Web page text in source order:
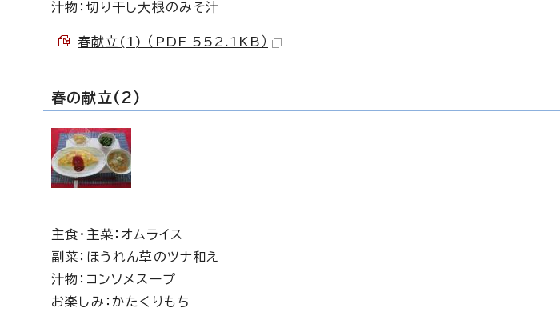
汁物：切り干し大根のみそ汁
春献立(1) （PDF 552.1KB）
春の献立(2)
主食・主菜：オムライス
副菜：ほうれん草のツナ和え
汁物：コンソメスープ
お楽しみ：かたくりもち